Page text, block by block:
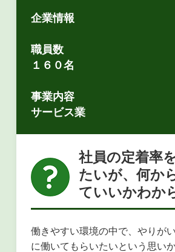
企業情報
職員数
１６０名
事業内容
サービス業
社員の定着率
たいが、何か
ていいかわか
働きやすい環境の中で、やりが
に働いてもらいたいという思い